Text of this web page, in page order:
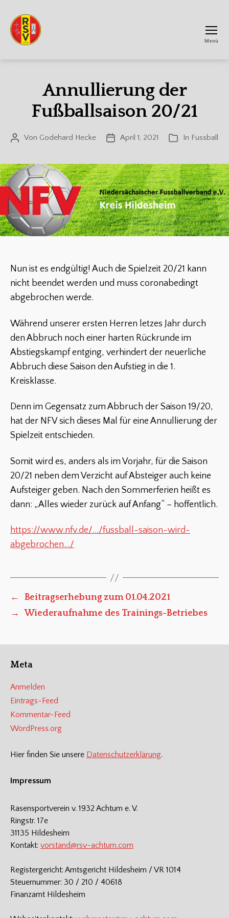
Menü
Annullierung der
Fußballsaison 20/21
Beitragsautor
Von Godehard Hecke Veröffentlichungsdatum
April 1, 2021 Kategorien
In Fussball
Nun ist es endgültig! Auch die Spielzeit 20/21 kann
nicht beendet werden und muss coronabedingt
abgebrochen werde.
Während unserer ersten Herren letzes Jahr durch
den Abbruch noch einer harten Rückrunde im
Abstiegskampf entging, verhindert der neuerliche
Abbruch diese Saison den Aufstieg in die 1.
Kreisklasse.
Denn im Gegensatz zum Abbruch der Saison 19/20,
hat der NFV sich dieses Mal für eine Annullierung der
Spielzeit entschieden.
Somit wird es, anders als im Vorjahr, für die Saison
20/21 neben dem Verzicht auf Absteiger auch keine
Aufsteiger geben. Nach den Sommerferien heißt es
dann: „Alles wieder zurück auf Anfang“ – hoffentlich.
https://www.nfv.de/…/fussball-saison-wird-
abgebrochen…/
←
Beitragserhebung zum 01.04.2021
→
Wiederaufnahme des Trainings-Betriebes
Meta
Anmelden
Eintrags-Feed
Kommentar-Feed
WordPress.org
Hier finden Sie unsere Datenschutzerklärung.
Impressum
Rasensportverein v. 1932 Achtum e. V.
Ringstr. 17e
31135 Hildesheim
Kontakt: vorstand@rsv-achtum.com
Registergericht: Amtsgericht Hildesheim / VR 1014
Steuernummer: 30 / 210 / 40618
Finanzamt Hildesheim